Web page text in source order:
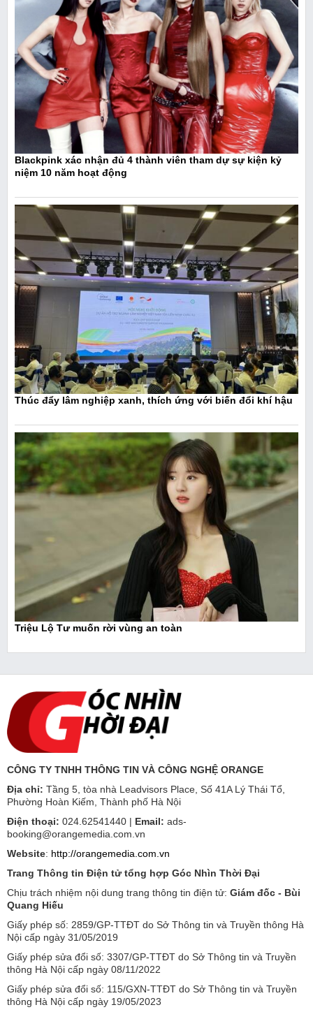
Blackpink xác nhận đủ 4 thành viên tham dự sự kiện kỷ
niệm 10 năm hoạt động
Thúc đẩy lâm nghiệp xanh, thích ứng với biến đổi khí hậu
Triệu Lộ Tư muốn rời vùng an toàn
CÔNG TY TNHH THÔNG TIN VÀ CÔNG NGHỆ ORANGE
Địa chỉ: Tầng 5, tòa nhà Leadvisors Place, Số 41A Lý Thái Tổ,
Phường Hoàn Kiếm, Thành phố Hà Nội
Điện thoại: 024.62541440 | Email: ads-
booking@orangemedia.com.vn
Website: http://orangemedia.com.vn
Trang Thông tin Điện tử tổng hợp Góc Nhìn Thời Đại
Chịu trách nhiệm nội dung trang thông tin điện tử: Giám đốc - Bùi
Quang Hiếu
Giấy phép số: 2859/GP-TTĐT do Sở Thông tin và Truyền thông Hà
Nội cấp ngày 31/05/2019
Giấy phép sửa đổi số: 3307/GP-TTĐT do Sở Thông tin và Truyền
thông Hà Nội cấp ngày 08/11/2022
Giấy phép sửa đổi số: 115/GXN-TTĐT do Sở Thông tin và Truyền
thông Hà Nội cấp ngày 19/05/2023